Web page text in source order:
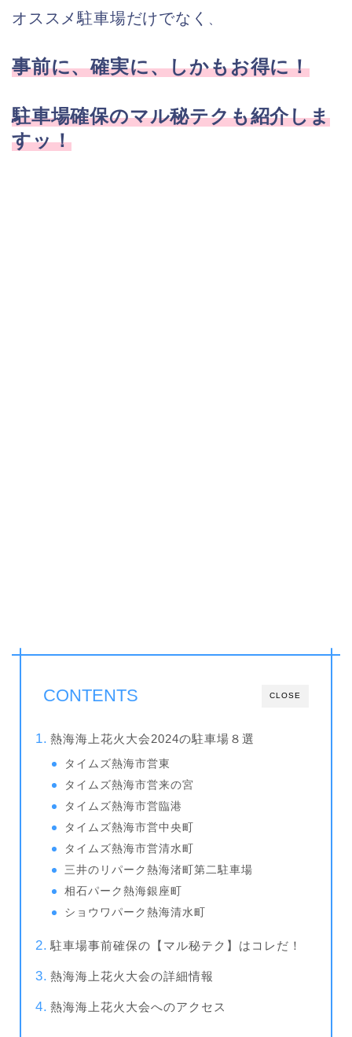
オススメ駐車場だけでなく
事前に、確実に、しかもお得に！
駐車場確保のマル秘テクも紹介しま
すッ！
CLOSE
CONTENTS
熱海海上花火大会2024の駐車場８選
タイムズ熱海市営東
タイムズ熱海市営来の宮
タイムズ熱海市営臨港
タイムズ熱海市営中央町
タイムズ熱海市営清水町
三井のリパーク熱海渚町第二駐車場
相石パーク熱海銀座町
ショウワパーク熱海清水町
駐車場事前確保の【マル秘テク】はコレだ！
熱海海上花火大会の詳細情報
熱海海上花火大会へのアクセス